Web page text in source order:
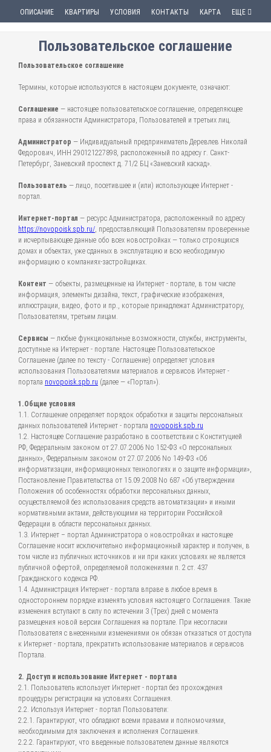
ОПИСАНИЕ КВАРТИРЫ УСЛОВИЯ КОНТАКТЫ КАРТА ЕЩЕ
Пользовательское соглашение
Пользовательское соглашение
Термины, которые используются в настоящем документе, означают:
Соглашение — настоящее пользовательское соглашение, определяющее
права и обязанности Администратора, Пользователей и третьих лиц.
Администратор — Индивидуальный предприниматель Деревлев Николай
Федорович, ИНН 290121227898, расположенный по адресу г. Санкт-
Петербург, Заневский проспект д. 71/2 БЦ «Заневский каскад».
Пользователь — лицо, посетившее и (или) использующее Интернет -
портал.
Интернет-портал — ресурс Администратора, расположенный по адресу
https://novopoisk.spb.ru/, предоставляющий Пользователям проверенные
и исчерпывающее данные обо всех новостройках — только строящихся
домах и объектах, уже сданных в эксплуатацию и всю необходимую
информацию о компаниях-застройщиках.
Контент — объекты, размещенные на Интернет - портале, в том числе
информация, элементы дизайна, текст, графические изображения,
иллюстрации, видео, фото и пр., которые принадлежат Администратору,
Пользователям, третьим лицам.
Сервисы — любые функциональные возможности, службы, инструменты,
доступные на Интернет - портале. Настоящее Пользовательское
Соглашение (далее по тексту - Соглашение) определяет условия
использования Пользователями материалов и сервисов Интернет -
портала novopoisk.spb.ru (далее — «Портал»).
1.Общие условия
1.1. Соглашение определяет порядок обработки и защиты персональных
данных пользователей Интернет - портала novopoisk.spb.ru
1.2. Настоящее Соглашение разработано в соответствии с Конституцией
РФ, Федеральным законом от 27.07.2006 No 152-ФЗ «О персональных
данных», Федеральным законом от 27.07.2006 No 149-ФЗ «Об
информатизации, информационных технологиях и о защите информации»,
Постановление Правительства от 15.09.2008 No 687 «Об утверждении
Положения об особенностях обработки персональных данных,
осуществляемой без использования средств автоматизации» и иными
нормативными актами, действующими на территории Российской
Федерации в области персональных данных.
1.3. Интернет – портал Администратора о новостройках и настоящее
Соглашение носит исключительно информационный характер и получен, в
том числе из публичных источников и ни при каких условиях не является
публичной офертой, определяемой положениями п. 2 ст. 437
Гражданского кодекса РФ.
1.4. Администрация Интернет - портала вправе в любое время в
одностороннем порядке изменять условия настоящего Соглашения. Такие
изменения вступают в силу по истечении 3 (Трех) дней с момента
размещения новой версии Соглашения на портале. При несогласии
Пользователя с внесенными изменениями он обязан отказаться от доступа
к Интернет - портала, прекратить использование материалов и сервисов
Портала.
2. Доступ и использование Интернет - портала
2.1. Пользователь использует Интернет - портал без прохождения
процедуры регистрации на условиях Соглашения.
2.2. Используя Интернет - портал Пользователи:
2.2.1. Гарантируют, что обладают всеми правами и полномочиями,
необходимыми для заключения и исполнения Соглашения.
2.2.2. Гарантируют, что введенные пользователем данные являются